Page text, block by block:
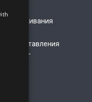
обслуживания
предоставления
услуг